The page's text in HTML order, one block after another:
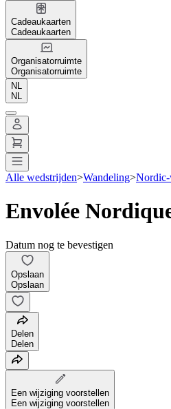
Cadeaukaarten
Cadeaukaarten
Organisatorruimte
Organisatorruimte
NL
NL
Alle wedstrijden>Wandeling>
Envolée
Datum nog te bevestigen
Opslaan
Opslaan
Delen
Delen
Een wijziging voorstellen
Een wijziging voorstellen